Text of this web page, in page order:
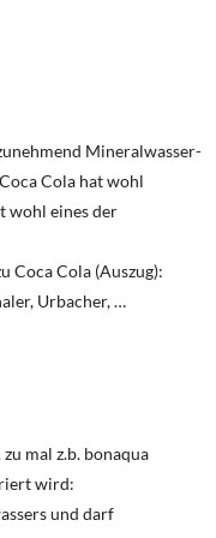
Mineralwasser-
Cola hat wohl
wohl eines der
Coca Cola (Auszug):
Urbacher, …
mal z.b. bonaqua
wird:
und darf